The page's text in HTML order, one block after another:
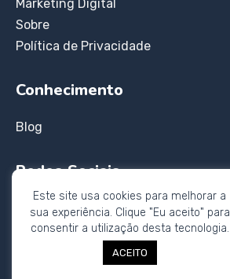
Marketing Digital
Sobre
Política de Privacidade
Conhecimento
Blog
Redes Sociais
Instagram
Twitter
Este site usa cookies para melhorar a
sua experiência. Clique "Eu aceito" para
consentir a utilização desta tecnologia.
ACEITO